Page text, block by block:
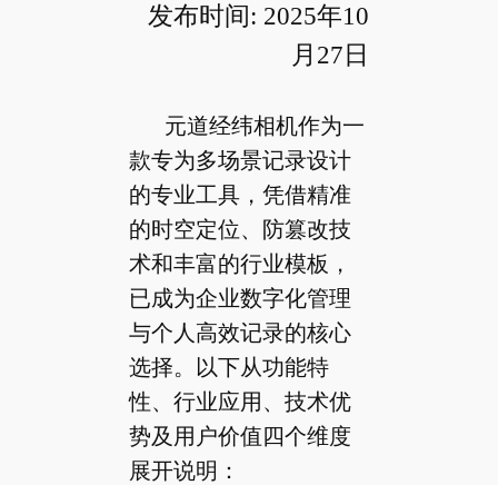
发布时间: 2025年10
月27日
元道经纬相机作为一
款专为多场景记录设计
的专业工具，凭借精准
的时空定位、防篡改技
术和丰富的行业模板，
已成为企业数字化管理
与个人高效记录的核心
选择。以下从功能特
性、行业应用、技术优
势及用户价值四个维度
展开说明：